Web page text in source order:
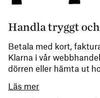
Handla tryggt
Betala med kort,
Klarna i vår
dörren eller hämta ut
Läs mer